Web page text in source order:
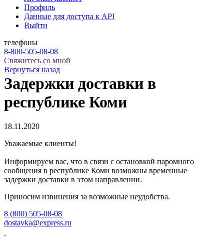
Профиль
Данные для доступа к API
Выйти
телефоны
8-800-505-08-08
Свяжитесь со мной
Вернуться назад
Задержки доставки в
республике Коми
18.11.2020
Уважаемые клиенты!
Информируем вас, что в связи с остановкой паромного
сообщения в республике Коми возможны временные
задержки доставки в этом направлении.
Приносим извинения за возможные неудобства.
8 (800) 505-08-08
dostavka@express.ru